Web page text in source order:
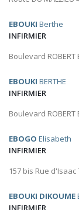
EBOUKI Berthe
INFIRMIER
Boulevard ROBERT
EBOUKI BERTHE
INFIRMIER
Boulevard ROBERT
EBOGO Elisabeth
INFIRMIER
157 bis Rue d'Isaac
EBOUKI DIKOUME
INFIRMIER